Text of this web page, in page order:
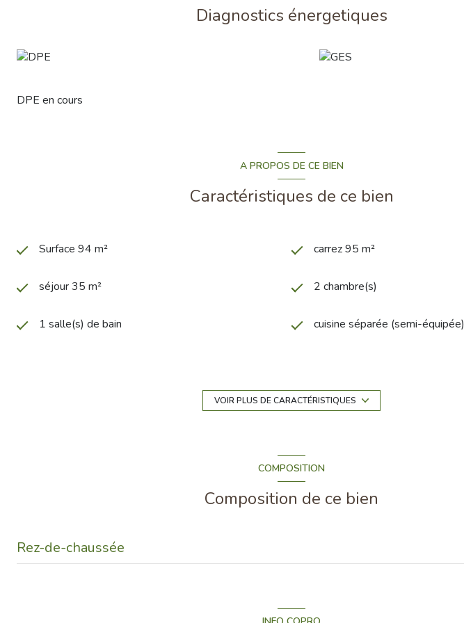
Diagnostics énergetiques
DPE en cours
A PROPOS DE CE BIEN
Caractéristiques de ce bien
Surface 94 m² carrez 95 m²
séjour 35 m² 2 chambre(s)
1 salle(s) de bain cuisine séparée (semi-équipée)
2 étage(s)
VOIR PLUS DE CARACTÉRISTIQUES
COMPOSITION
Composition de ce bien
Rez-de-chaussée